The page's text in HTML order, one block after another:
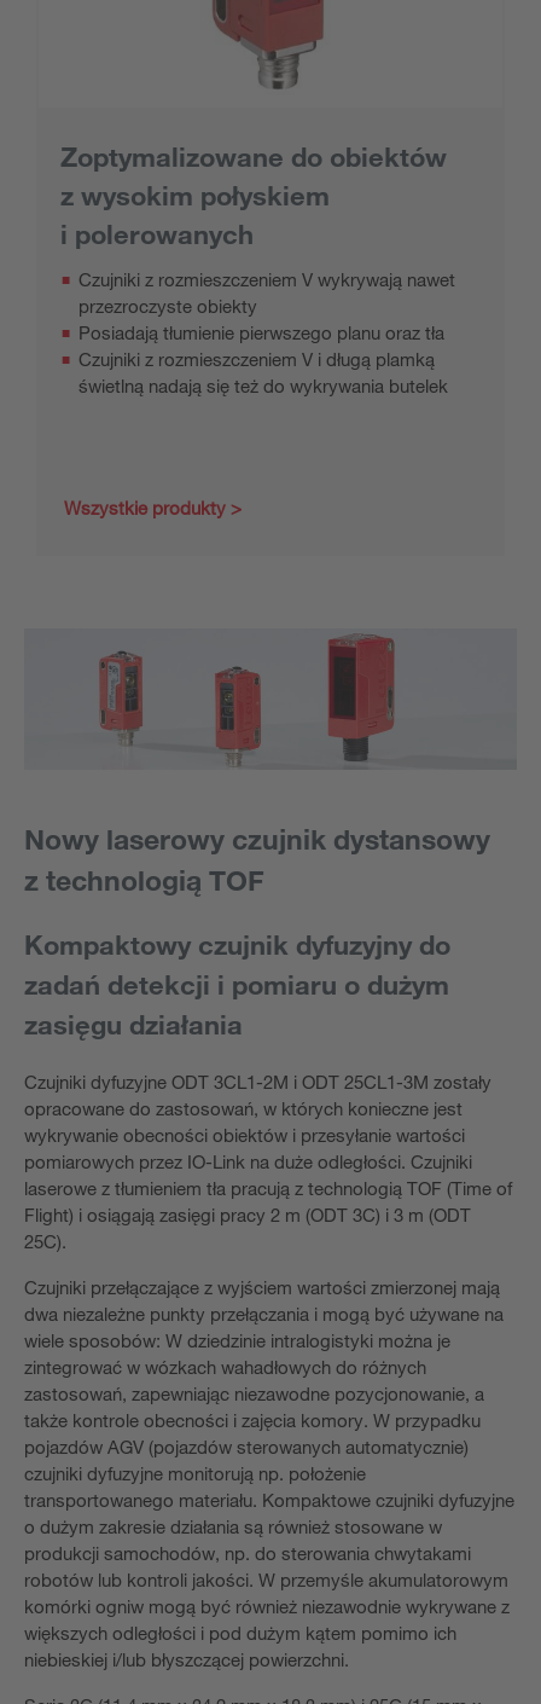
Zoptymalizowane do obiektów
z wysokim połyskiem
i polerowanych
Czujniki z rozmieszczeniem V wykrywają nawet
przezroczyste obiekty
Posiadają tłumienie pierwszego planu oraz tła
Czujniki z rozmieszczeniem V i długą plamką
świetlną nadają się też do wykrywania butelek
Wszystkie produkty
Nowy laserowy czujnik dystansowy
z technologią TOF
Kompaktowy czujnik dyfuzyjny do
zadań detekcji i pomiaru o dużym
zasięgu działania
Czujniki dyfuzyjne ODT 3CL1-2M i ODT 25CL1-3M zostały
opracowane do zastosowań, w których konieczne jest
wykrywanie obecności obiektów i przesyłanie wartości
pomiarowych przez IO-Link na duże odległości. Czujniki
laserowe z tłumieniem tła pracują z technologią TOF (Time of
Flight) i osiągają zasięgi pracy 2 m (ODT 3C) i 3 m (ODT
25C).
Czujniki przełączające z wyjściem wartości zmierzonej mają
dwa niezależne punkty przełączania i mogą być używane na
wiele sposobów: W dziedzinie intralogistyki można je
zintegrować w wózkach wahadłowych do różnych
zastosowań, zapewniając niezawodne pozycjonowanie, a
także kontrole obecności i zajęcia komory. W przypadku
pojazdów AGV (pojazdów sterowanych automatycznie)
czujniki dyfuzyjne monitorują np. położenie
transportowanego materiału. Kompaktowe czujniki dyfuzyjne
o dużym zakresie działania są również stosowane w
produkcji samochodów, np. do sterowania chwytakami
robotów lub kontroli jakości. W przemyśle akumulatorowym
komórki ogniw mogą być również niezawodnie wykrywane z
większych odległości i pod dużym kątem pomimo ich
niebieskiej i/lub błyszczącej powierzchni.